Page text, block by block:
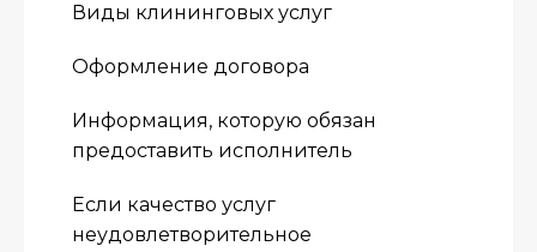
Виды клининговых услуг
Оформление договора
Информация, которую обязан
предоставить исполнитель
Если качество услуг
неудовлетворительное